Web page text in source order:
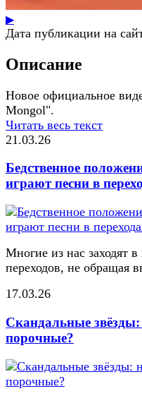
▶
Дата публикации на
Описание
Новое официальное
Mongol".
Читать весь текст
21.03.26
Бедственное
играют песни в
Многие из нас заходят
переходов, не обращая
17.03.26
Скандальные
порочные?